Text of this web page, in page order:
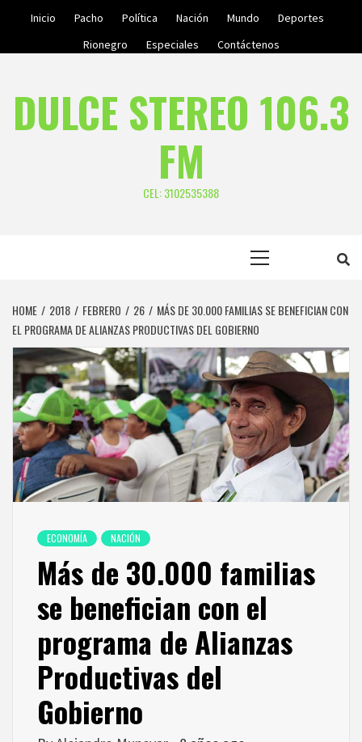
Inicio Pacho Política Nación Mundo
Deportes
Rionegro
Especiales Contáctenos
DULCE STEREO 106.3
FM
CEL: 3102535388
HOME 2018 FEBRERO 26
MÁS DE 30.000 FAMILIAS SE BENEFICIAN CON
EL PROGRAMA DE ALIANZAS PRODUCTIVAS DEL GOBIERNO
ECONOMÍA NACIÓN
Más de 30.000 familias
se benefician con el
programa de Alianzas
Productivas del
Gobierno